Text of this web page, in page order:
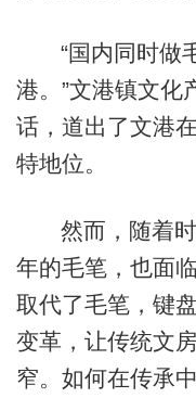
“国内同时做
港。”文港镇文化
话，道出了文港
特地位。
然而，随着
年的毛笔，也面
取代了毛笔，键
变革，让传统文
窄。如何在传承